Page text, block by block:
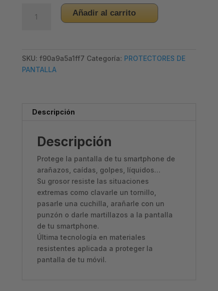
TEMPLADO
Añadir al carrito
SKU: f90a9a5a1ff7 Categoría: PROTECTORES DE
PANTALLA
Descripción
Descripción
Protege la pantalla de tu smartphone de
arañazos, caídas, golpes, líquidos…
Su grosor resiste las situaciones
extremas como clavarle un tornillo,
pasarle una cuchilla, arañarle con un
punzón o darle martillazos a la pantalla
de tu smartphone.
Última tecnología en materiales
resistentes aplicada a proteger la
pantalla de tu móvil.